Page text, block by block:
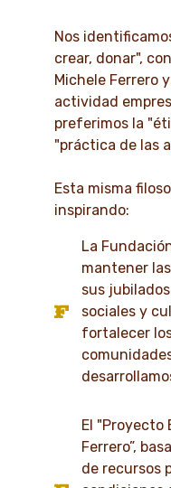
Nos
crear, donar",
Michele Ferrero
actividad
preferimos la
"práctica de las
Esta misma
inspirando:
La
mantener
sus
sociales y
fortalecer
El "Proyecto
Ferrero”,
de recursos